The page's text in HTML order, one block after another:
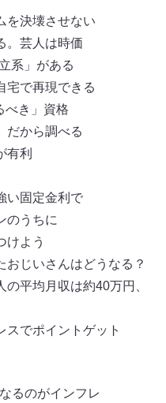
決壊させない
芸人は時価
系」がある
で再現できる
き」資格
から調べる
有利
い固定金利で
のうちに
よう
じいさんはどうなる？
平均月収は約40万円、
でポイントゲット
るのがインフレ